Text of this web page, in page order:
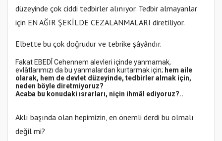
düzeyinde çok ciddi tedbirler alınıyor. Tedbir almayanlar
için EN AĞIR ŞEKİLDE CEZALANMALARI diretiliyor.
Elbette bu çok doğrudur ve tebrike şâyândır.
Fakat EBEDÎ Cehennem alevleri içinde yanmamak,
evlâtlarımızı da bu yanmalardan kurtarmak için; hem aile
olarak, hem de devlet düzeyinde, tedbirler almak için,
neden böyle diretmiyoruz?
Acaba bu konudaki ısrarları, niçin ihmâl ediyoruz?..
Aklı başında olan hepimizin, en önemli derdi bu olmalı
değil mi?